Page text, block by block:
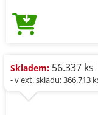
Skladem: 56.337 ks
- v ext. skladu: 366.713